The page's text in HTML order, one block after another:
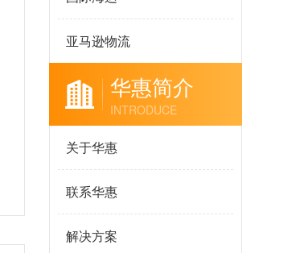
亚马逊物流
华惠简介
INTRODUCE
关于华惠
联系华惠
解决方案